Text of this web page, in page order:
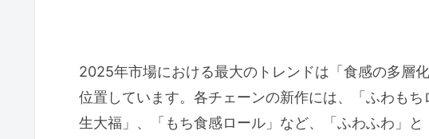
2025年市場における最大のトレンドは「食感の多層
位置しています。各チェーンの新作には、「ふわも
生大福」、「もち食感ロール」など、「ふわふわ」